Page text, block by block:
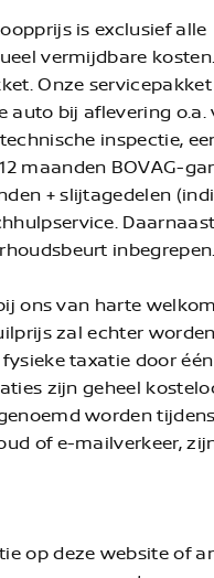
is exclusief alle
vermijdbare
Onze
auto bij aflevering o.a.
inspectie,
maanden BOVAG-
+ slijtagedelen
inbegrepen.
ons van harte
zal echter worden
taxatie door
zijn geheel
worden tijdens
of e-mailverkeer,
op deze website of